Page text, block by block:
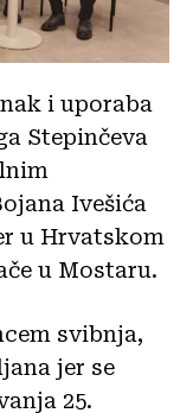
i uporaba
Stepinčeva
Ivešića
u Hrvatskom
u Mostaru.
svibnja,
jer se
25.